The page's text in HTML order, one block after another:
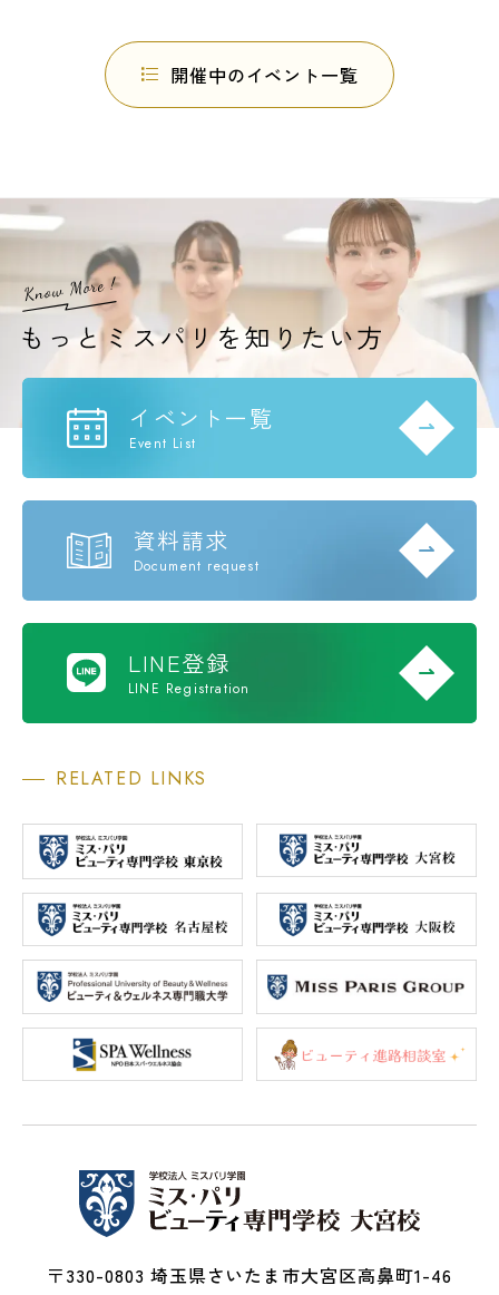
開催中のイベント一覧
イベント一覧
Event List
資料請求
Document request
LINE登録
LINE Registration
RELATED LINKS
〒330-0803 埼玉県さいたま市大宮区高鼻町1-46